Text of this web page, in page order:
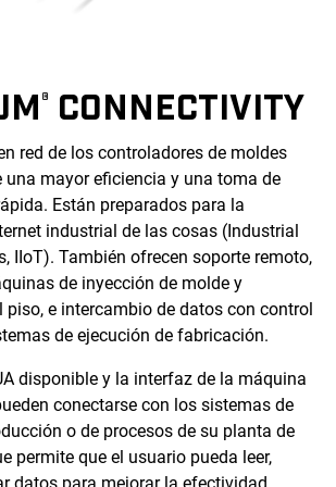
® CONNECTIVITY
red de los controladores de moldes
mayor eficiencia y una toma de
Están preparados para la
industrial de las cosas (Industrial
IIoT). También ofrecen soporte remoto,
de inyección de molde y
piso, e intercambio de datos con control
de ejecución de fabricación.
disponible y la interfaz de la máquina
conectarse con los sistemas de
o de procesos de su planta de
permite que el usuario pueda leer,